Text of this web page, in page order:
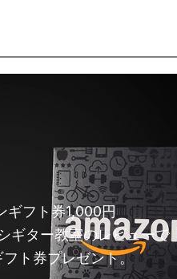
ギフト券1,000円
ギター教室のレビューで
フト券プレゼント。